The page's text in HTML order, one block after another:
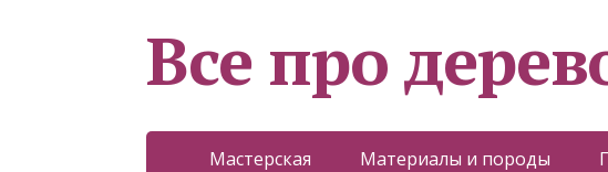
Все про
Мастерская Материалы и породы